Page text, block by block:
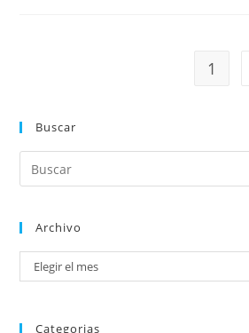
1
Buscar
Archivo
Elegir el mes
Categorias